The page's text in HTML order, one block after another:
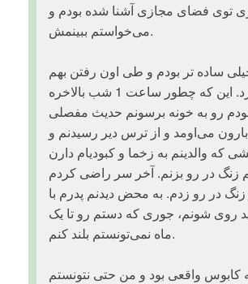
توی فضای مجازی آشنا شده بودم و
می‌خواستم ببینمش.
ساده تر بودم و طی اون رفتن بهم
تجاوز کرد. این که چطور ساعت 1 شب بالاخره
رو به خونه برسونم حدیث مفصلی
بارون می‌اومد و از ترس دیر رسیدنم و
که والدینم به زخما و کبودیام دارن
زنگ در رو بزنم. آخر سر راضی کردم
در رو زدم. به محض دیدنم پدرم با
روی شونم، جوری که دستم رو تا یک
ماه نمی‌تونستم بلند کنم.
واقعی بود و من حتی نتونستم